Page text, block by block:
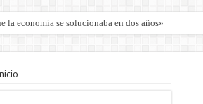
economía se solucionaba en dos años»